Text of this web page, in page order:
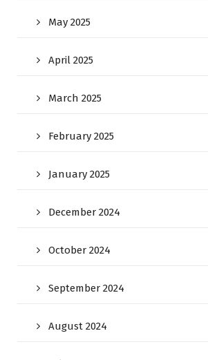
May 2025
April 2025
March 2025
February 2025
January 2025
December 2024
October 2024
September 2024
August 2024